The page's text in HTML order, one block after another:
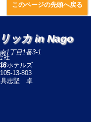
このページの先頭へ戻る
社
ホテルズ
13-803
志堅 卓
ッカ in Nago
1丁目1番3-1